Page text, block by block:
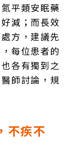
平類安眠藥
減；而長效
方，建議先
每位患者的
各有獨到之
師討論，規
不疾不